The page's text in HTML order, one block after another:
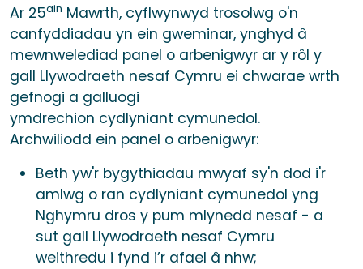
Ar 25ain Mawrth, cyflwynwyd trosolwg o'n
canfyddiadau yn ein gweminar, ynghyd â
mewnwelediad panel o arbenigwyr ar y rôl y
gall Llywodraeth nesaf Cymru ei chwarae wrth
gefnogi a galluogi
ymdrechion cydlyniant cymunedol.
Archwiliodd ein panel o arbenigwyr:
Beth yw'r bygythiadau mwyaf sy'n dod i'r
amlwg o ran cydlyniant cymunedol yng
Nghymru dros y pum mlynedd nesaf - a
sut gall Llywodraeth nesaf Cymru
weithredu i fynd i’r afael â nhw;